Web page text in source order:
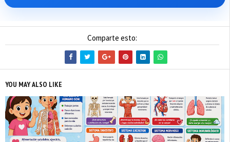
Comparte esto:
YOU MAY ALSO LIKE